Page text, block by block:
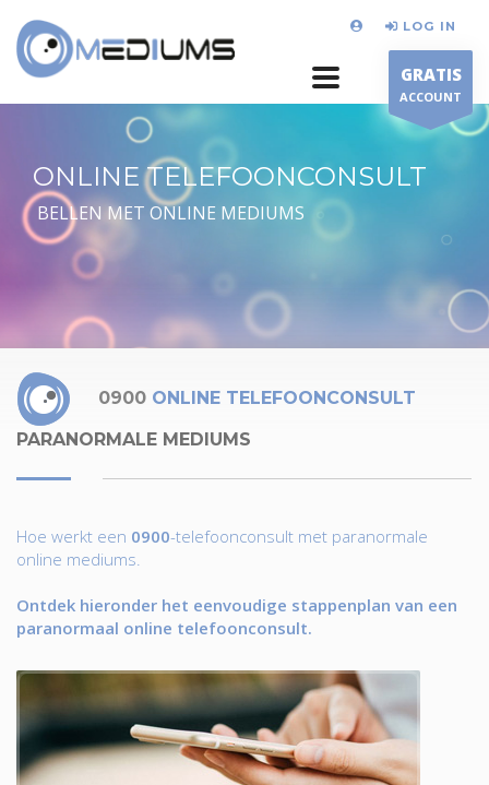
LOG IN
GRATIS
ACCOUNT
ONLINE TELEFOONCONSULT
BELLEN MET ONLINE MEDIUMS
0900 ONLINE TELEFOONCONSULT
PARANORMALE MEDIUMS
Hoe werkt een 0900-telefoonconsult met paranormale
online mediums.
Ontdek hieronder het eenvoudige stappenplan van een
paranormaal online telefoonconsult.